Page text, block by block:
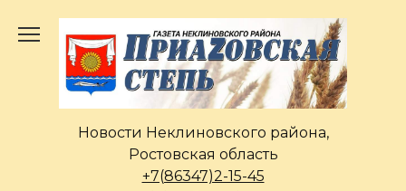
содержанию
Новости Неклиновского района,
Ростовская область
+7(86347)2-15-45